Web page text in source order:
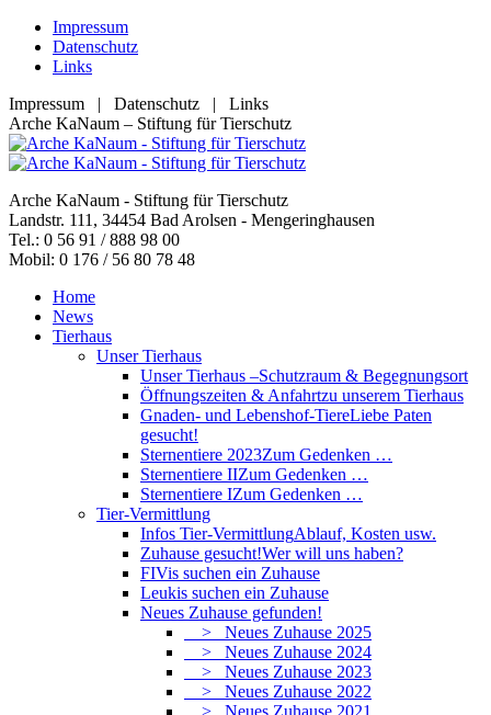
Zum
Inhalt
springen
Impressum
Datenschutz
Links
Impressum | Datenschutz | Links
Facebook
page
opens
new
window
YouTube
page
opens
new
window
RSS
page
opens
new
window
E-
Mail
page
in
new
window
Arche KaNaum – Stiftung für Tierschutz
Arche KaNaum - Stiftung für Tierschutz
Landstr. 111, 34454 Bad Arolsen - Mengeringhausen
Tel.: 0 56 91 / 888 98 00
Mobil: 0 176 / 56 80 78 48
Home
News
Tierhaus
Unser Tierhaus
Unser Tierhaus –Schutzraum & Begegnungsort
Öffnungszeiten & Anfahrtzu unserem Tierhaus
Gnaden- und Lebenshof-TiereLiebe Paten
gesucht!
Sternentiere 2023Zum Gedenken …
Sternentiere IIZum Gedenken …
Sternentiere IZum Gedenken …
Tier-Vermittlung
Infos Tier-VermittlungAblauf, Kosten usw.
Zuhause gesucht!Wer will uns haben?
FIVis suchen ein Zuhause
Leukis suchen ein Zuhause
Neues Zuhause gefunden!
> Neues Zuhause 2025
> Neues Zuhause 2024
> Neues Zuhause 2023
> Neues Zuhause 2022
> Neues Zuhause 2021